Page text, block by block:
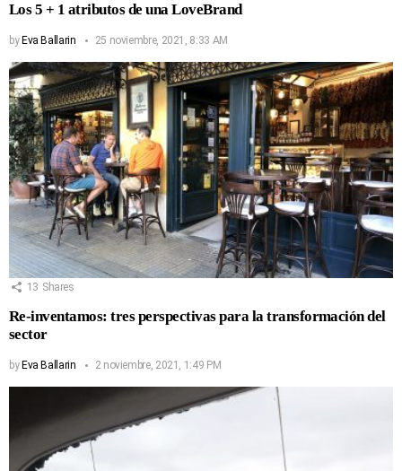
Los 5 + 1 atributos de una LoveBrand
by Eva Ballarin 25 noviembre, 2021, 8:33 AM
13 Shares
Re-inventamos: tres perspectivas para la transformación del
sector
byEva Ballarin 2 noviembre, 2021, 1:49 PM